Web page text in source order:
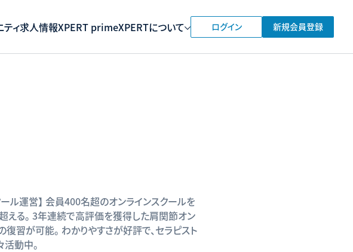
ティ求人情報XPERT primeXPERTについて ログイン 新規会員登録
ル運営】 会員400名超のオンラインスクールを
える。 3年連続で高評価を獲得した肩関節オン
習が可能。 わかりやすさが好評で、セラピスト
動中。